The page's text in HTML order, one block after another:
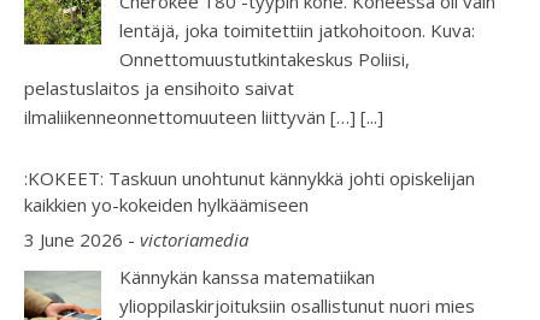
lentäjä, joka toimitettiin jatkohoitoon. Kuva:
Onnettomuustutkintakeskus Poliisi,
pelastuslaitos ja ensihoito saivat
ilmaliikenneonnettomuuteen liittyvän […] [...]
:KOKEET: Taskuun unohtunut kännykkä johti opiskelijan
kaikkien yo-kokeiden hylkäämiseen
3 June 2026 - victoriamedia
Kännykän kanssa matematiikan
ylioppilaskirjoituksiin osallistunut nuori mies